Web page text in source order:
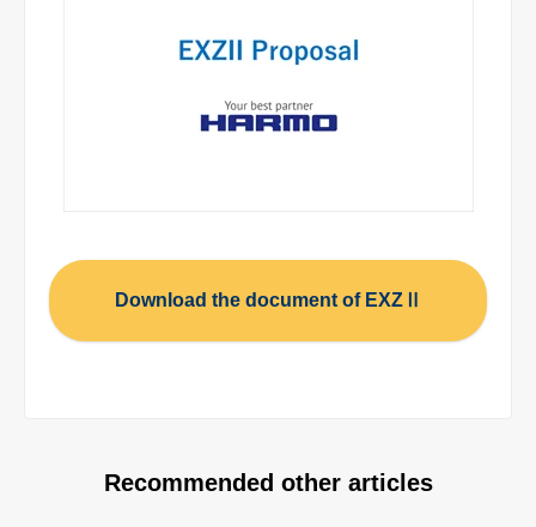
Download the document of EXZⅡ
Recommended other articles